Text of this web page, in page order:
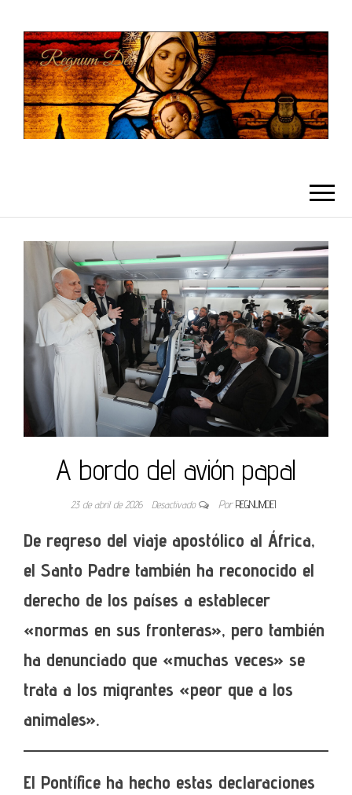
A bordo del avión papal
23 de abril de 2026 Desactivado Por REGNUMDEI
De regreso del viaje apostólico al África,
el Santo Padre también ha reconocido el
derecho de los países a establecer
«normas en sus fronteras», pero también
ha denunciado que «muchas veces» se
trata a los migrantes «peor que a los
animales».
El Pontífice ha hecho estas declaraciones